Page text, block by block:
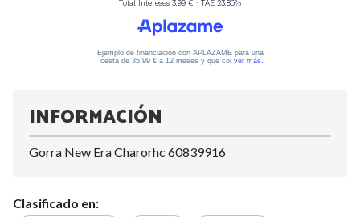
INFORMACIÓN
Gorra New Era Charorhc 60839916
Clasificado en: